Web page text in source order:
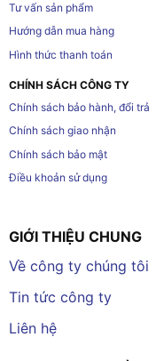
Tư vấn sản phẩm
Hướng dẫn mua hàng
Hình thức thanh toán
CHÍNH SÁCH CÔNG TY
Chính sách bảo hành, đổi trả
Chính sách giao nhận
Chính sách bảo mật
Điều khoản sử dụng
GIỚI THIỆU CHUNG
Về công ty chúng tôi
Tin tức công ty
Liên hệ